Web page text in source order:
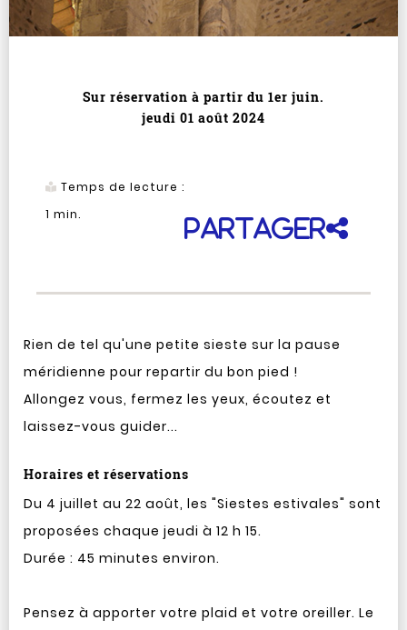
Sur réservation à partir du 1er juin.
jeudi 01 août 2024
Temps de lecture :
1 min.
Partager
Rien de tel qu'une petite sieste sur la pause
méridienne pour repartir du bon pied !
Allongez vous, fermez les yeux, écoutez et
laissez-vous guider...
Horaires et réservations
Du 4 juillet au 22 août, les "Siestes estivales" sont
proposées chaque jeudi à 12 h 15.
Durée : 45 minutes environ.
Pensez à apporter votre plaid et votre oreiller. Le